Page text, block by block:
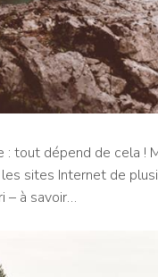
: tout dépend de cela !
sites Internet de
– à savoir…